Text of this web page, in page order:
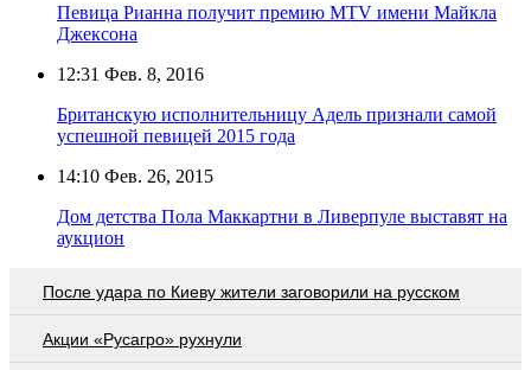
Певица Рианна получит премию МТV имени Майкла
Джексона
12:31 Фев. 8, 2016
Британскую исполнительницу Адель признали самой
успешной певицей 2015 года
14:10 Фев. 26, 2015
Дом детства Пола Маккартни в Ливерпуле выставят на
аукцион
После удара по Киеву жители заговорили на русском
Акции «Русагро» рухнули